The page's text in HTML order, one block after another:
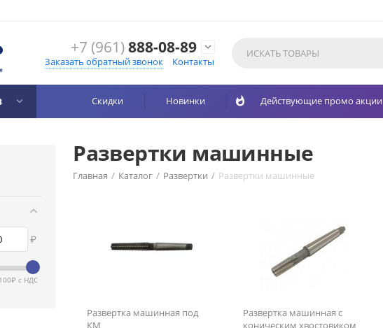
+7 (961)888-08-89
expand_more
Заказать обратный звонок
Контакты
Скидки Новинки whatshot Действующие промо акции
₽
₽ с НДС
Развертки машинные
Главная / Каталог / Развертки / Развертки машинные
Развертка машинная под
КМ
Развертка машинная с
коническим хвостовиком